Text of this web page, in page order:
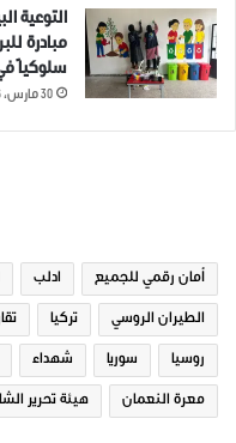
التوعية
مبادرة
سلوكياً
30 مارس، 2026
أمان رقمي للجميع ادلب
الطيران الروسي تركيا
روسيا سوريا شهداء
معرة النعمان هيئة تحرير